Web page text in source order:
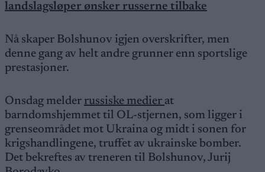
landslagsløper ønsker russerne tilbake
Nå skaper Bolshunov igjen overskrifter, men
denne gang av helt andre grunner enn sportslige
prestasjoner.
Onsdag melder russiske medier at
barndomshjemmet til OL-stjernen, som ligger i
grenseområdet mot Ukraina og midt i sonen for
krigshandlingene, truffet av ukrainske bomber.
Det bekreftes av treneren til Bolshunov, Jurij